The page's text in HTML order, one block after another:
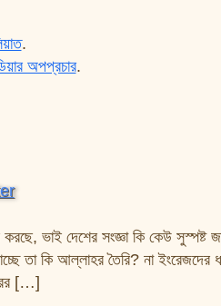
.
অপপ্রচার.
ভাই দেশের সংজ্ঞা কি কেউ সুস্পষ্ট
তা কি আল্লাহর তৈরি? না
[…]